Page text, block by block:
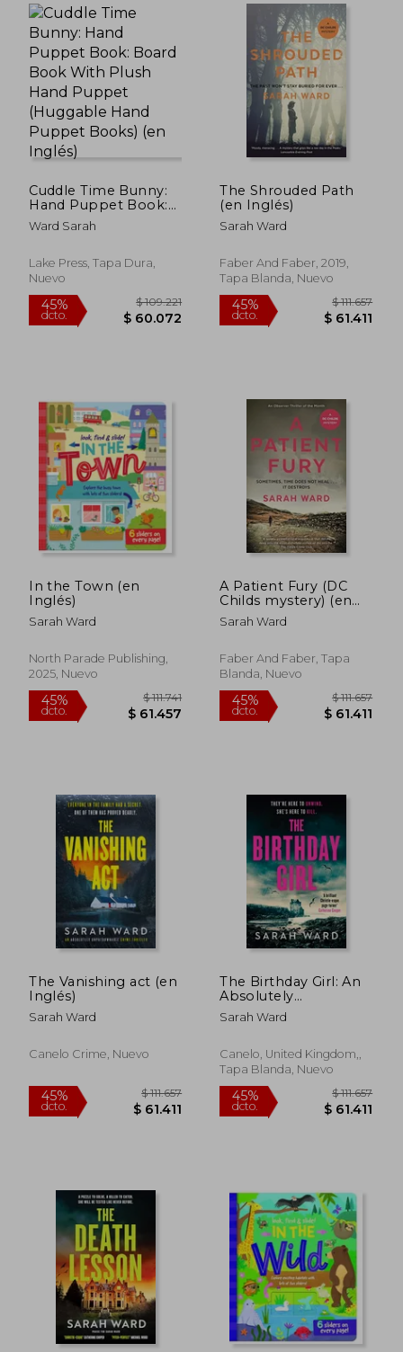
Cuddle Time Bunny:
Hand Puppet Book:
Board Book With
Plush Hand Puppet
Puppet Books) (en
Inglés)
Ward Sarah
Lake Press, Tapa Dura,
Nuevo
45%
dcto.
$ 109.221
$ 60.072
The Shrouded Path
(en Inglés)
Sarah Ward
Faber And Faber, 2019,
Tapa Blanda, Nuevo
45%
dcto.
In the Town (en
Inglés)
Sarah Ward
North Parade Publishing,
2025, Nuevo
45%
A Patient Fury (DC
Childs mystery) (en
Inglés)
Sarah Ward
Faber And Faber, Tapa
Blanda, Nuevo
45%
The Vanishing act (en
Inglés)
Sarah Ward
Canelo Crime, Nuevo
The Birthday Girl: An
Absolutely
Unputdownable
Crime Thriller (a
Crime Thriller, 1) (en
Inglés)
Sarah Ward
Canelo, United Kingdom,,
Tapa Blanda, Nuevo